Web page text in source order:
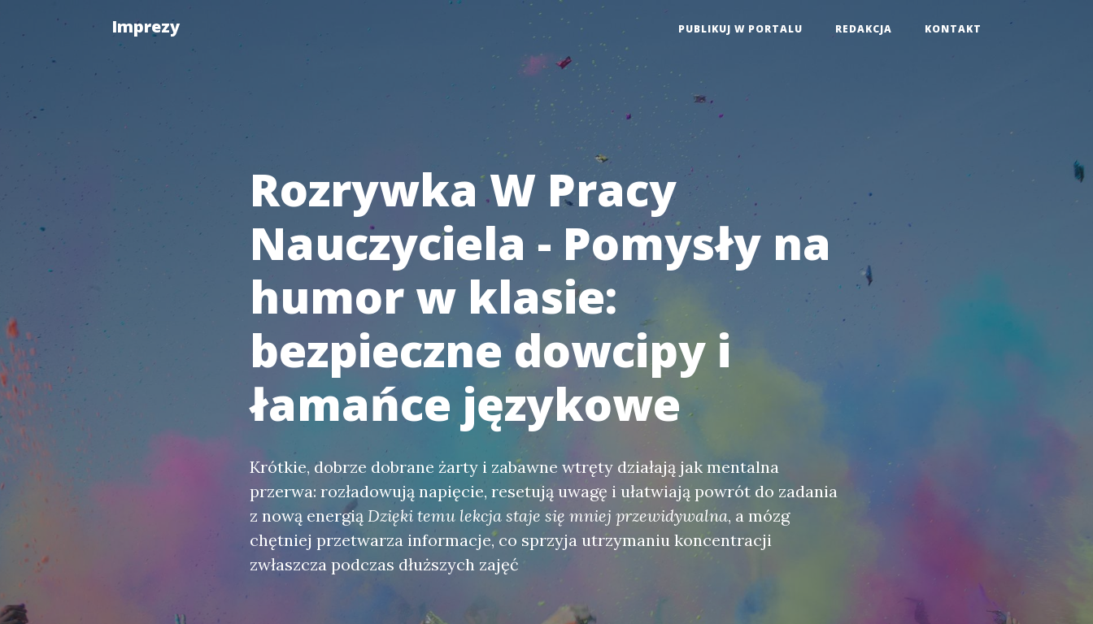
Imprezy PUBLIKUJ W PORTALU REDAKCJA KONTAKT
Rozrywka W Pracy
Nauczyciela - Pomysły na
humor w klasie:
bezpieczne dowcipy i
łamańce językowe
Krótkie, dobrze dobrane żarty i zabawne wtręty działają jak mentalna
przerwa: rozładowują napięcie, resetują uwagę i ułatwiają powrót do zadania
z nową energią Dzięki temu lekcja staje się mniej przewidywalna, a mózg
chętniej przetwarza informacje, co sprzyja utrzymaniu koncentracji
zwłaszcza podczas dłuższych zajęć